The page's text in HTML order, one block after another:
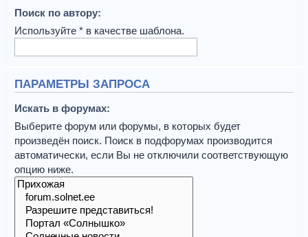
Поиск по автору:
Используйте * в качестве шаблона.
ПАРАМЕТРЫ ЗАПРОСА
Искать в форумах:
Выберите форум или форумы, в которых будет
произведён поиск. Поиск в подфорумах производится
автоматически, если Вы не отключили соответствующую
опцию ниже.